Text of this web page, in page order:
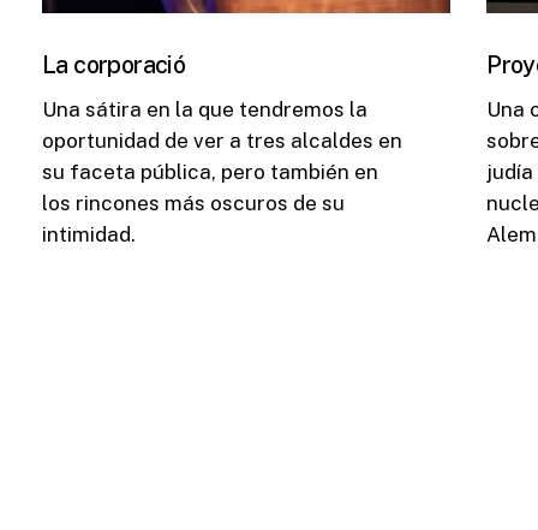
La corporació
Una sátira en la que tendremos la
oportunidad de ver a tres alcaldes en
su faceta pública, pero también en
los rincones más oscuros de su
intimidad.
Una